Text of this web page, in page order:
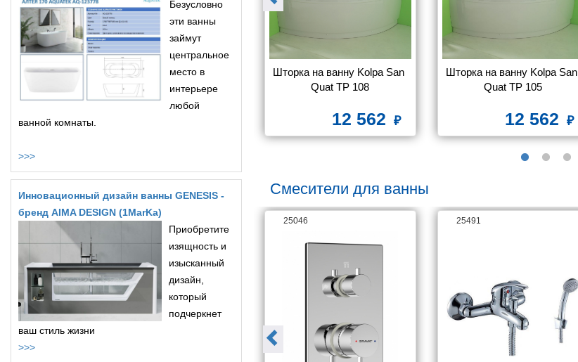
Radaway
724
Шторка на ванну MarkaOne
Afrodita/Ibiza/Palermo
150*150*140 ТW белый,
Шторка на ванну Kolpa San
Quat TP 108
12 562
Шторка на ванну Kolpa San
Quat TP 105
12 562
Смесители для ванны
26063 25046 25491
Безусловно
эти ванны
займут
центральное
место в
интерьере
любой
ванной комнаты.
>>>
Инновационный дизайн ванны GENESIS -
бренд AIMA DESIGN (1MarKa)
Приобретите
изящность и
изысканный
дизайн,
который
подчеркнет
ваш стиль жизни
>>>